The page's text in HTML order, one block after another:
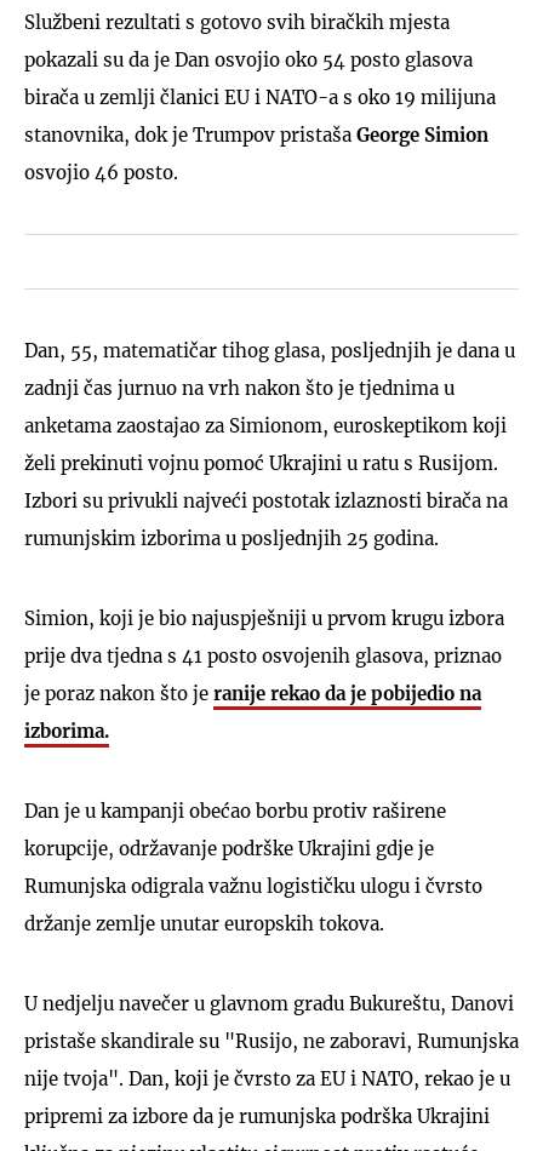
Službeni rezultati s gotovo svih biračkih mjesta
pokazali su da je Dan osvojio oko 54 posto glasova
birača u zemlji članici EU i NATO-a s oko 19 milijuna
stanovnika, dok je Trumpov pristaša George Simion
osvojio 46 posto.
Dan, 55, matematičar tihog glasa, posljednjih je dana u
zadnji čas jurnuo na vrh nakon što je tjednima u
anketama zaostajao za Simionom, euroskeptikom koji
želi prekinuti vojnu pomoć Ukrajini u ratu s Rusijom.
Izbori su privukli najveći postotak izlaznosti birača na
rumunjskim izborima u posljednjih 25 godina.
Simion, koji je bio najuspješniji u prvom krugu izbora
prije dva tjedna s 41 posto osvojenih glasova, priznao
je poraz nakon što je ranije rekao da je pobijedio na
izborima.
Dan je u kampanji obećao borbu protiv raširene
korupcije, održavanje podrške Ukrajini gdje je
Rumunjska odigrala važnu logističku ulogu i čvrsto
držanje zemlje unutar europskih tokova.
U nedjelju navečer u glavnom gradu Bukureštu, Danovi
pristaše skandirale su "Rusijo, ne zaboravi, Rumunjska
nije tvoja". Dan, koji je čvrsto za EU i NATO, rekao je u
pripremi za izbore da je rumunjska podrška Ukrajini